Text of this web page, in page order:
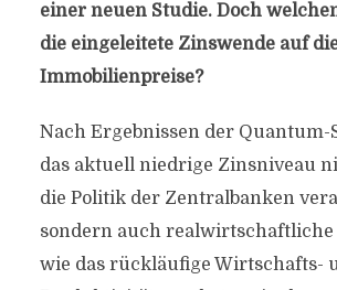
einer neuen Studie. Doch
die eingeleitete Zinswende auf
Immobilienpreise?
Nach Ergebnissen der
das aktuell niedrige Zinsniveau
die Politik der Zentralbanken
sondern auch realwirtschaftliche
wie das rückläufige Wirtschafts-